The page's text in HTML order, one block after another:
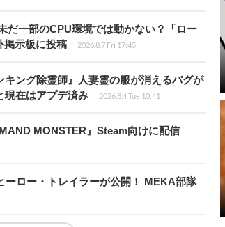
だ一部のCPU環境では動かない？「ロー
掲示板に投稿
2026.8.7 Fri 17:45
ング除霊師』人妻霊の服が消えるバグが
現在はアプデ済み
2026.8.4 Tue 10:41
MONSTER』Steam向けに配信
ーロー・トレイラーが公開！ MEKA部隊